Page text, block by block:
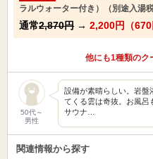
ラルウォーター付き）（別途入湯税
通常2,870円 → 2,200円（670
他にも1種類のク
50代～
男性
設備が素晴らしい。岩盤
てくる雲は奇抜。お風呂
サウナ…
関連情報から探す